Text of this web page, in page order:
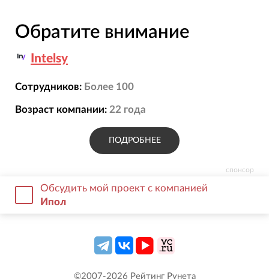
спонсор
Обратите внимание
Intelsy
Сотрудников: Более 100
Возраст компании: 22 года
ПОДРОБНЕЕ
Обсудить мой проект с компанией
Ипол
©2007-2026 Рейтинг Рунета